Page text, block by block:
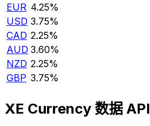
EUR 4.25%
USD 3.75%
CAD 2.25%
AUD 3.60%
NZD 2.25%
GBP 3.75%
XE Currency 数据 API